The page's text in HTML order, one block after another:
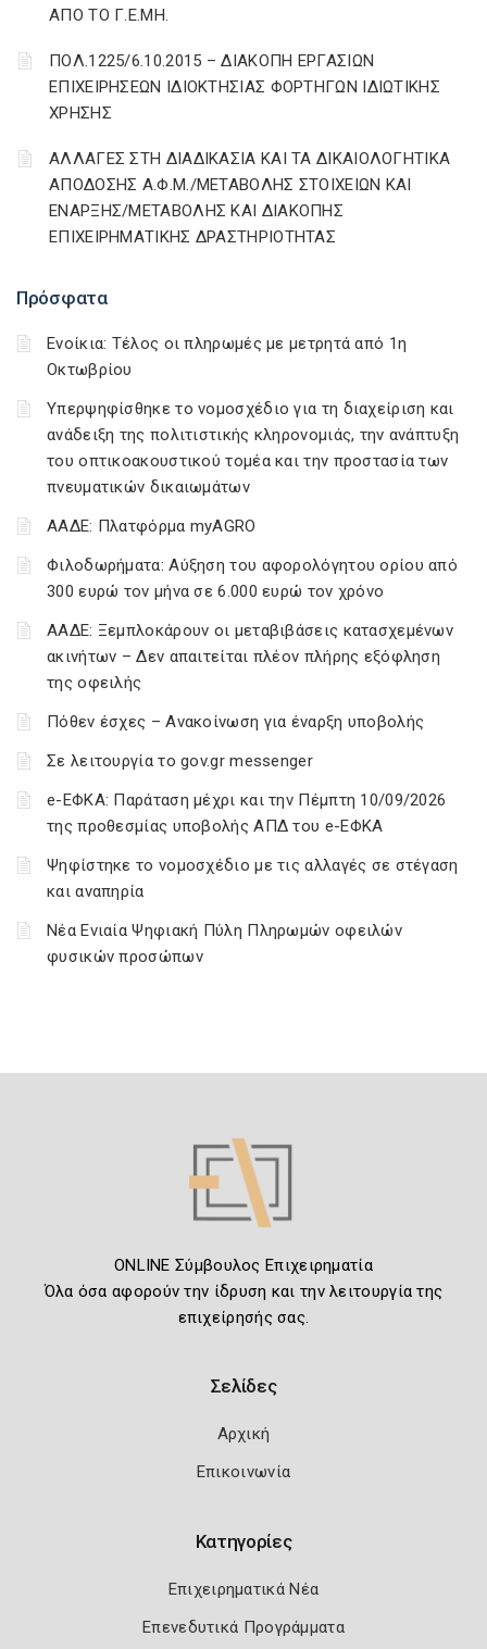
Πρόσφατα
Ενοίκια: Τέλος οι πληρωμές με μετρητά από 1η
Οκτωβρίου
Υπερψηφίσθηκε το νομοσχέδιο για τη διαχείριση και
ανάδειξη της πολιτιστικής κληρονομιάς, την ανάπτυξη
του οπτικοακουστικού τομέα και την προστασία των
πνευματικών δικαιωμάτων
ΑΑΔΕ: Πλατφόρμα myAGRO
Φιλοδωρήματα: Αύξηση του αφορολόγητου ορίου από
300 ευρώ τον μήνα σε 6.000 ευρώ τον χρόνο
ΑΑΔΕ: Ξεμπλοκάρουν οι μεταβιβάσεις κατασχεμένων
ακινήτων – Δεν απαιτείται πλέον πλήρης εξόφληση
της οφειλής
Πόθεν έσχες – Ανακοίνωση για έναρξη υποβολής
Σε λειτουργία το gov.gr messenger
e-ΕΦΚΑ: Παράταση μέχρι και την Πέμπτη 10/09/2026
της προθεσμίας υποβολής ΑΠΔ του e-ΕΦΚΑ
Ψηφίστηκε το νομοσχέδιο με τις αλλαγές σε στέγαση
και αναπηρία
Νέα Ενιαία Ψηφιακή Πύλη Πληρωμών οφειλών
φυσικών προσώπων
ΑΠΟ ΤΟ Γ.Ε.ΜΗ.
ΠΟΛ.1225/6.10.2015 – ΔΙΑΚΟΠΗ ΕΡΓΑΣΙΩΝ
ΕΠΙΧΕΙΡΗΣΕΩΝ ΙΔΙΟΚΤΗΣΙΑΣ ΦΟΡΤΗΓΩΝ ΙΔΙΩΤΙΚΗΣ
ΧΡΗΣΗΣ
ΑΛΛΑΓΕΣ ΣΤΗ ΔΙΑΔΙΚΑΣΙΑ ΚΑΙ ΤΑ ΔΙΚΑΙΟΛΟΓΗΤΙΚΑ
ΑΠΟΔΟΣΗΣ Α.Φ.Μ./ΜΕΤΑΒΟΛΗΣ ΣΤΟΙΧΕΙΩΝ ΚΑΙ
ΕΝΑΡΞΗΣ/ΜΕΤΑΒΟΛΗΣ ΚΑΙ ΔΙΑΚΟΠΗΣ
ΕΠΙΧΕΙΡΗΜΑΤΙΚΗΣ ΔΡΑΣΤΗΡΙΟΤΗΤΑΣ
ONLINE Σύμβουλος Επιχειρηματία
Όλα όσα αφορούν την ίδρυση και την λειτουργία της
επιχείρησής σας.
Σελίδες
Αρχική
Επικοινωνία
Κατηγορίες
Επιχειρηματικά Νέα
Επενεδυτικά Προγράμματα